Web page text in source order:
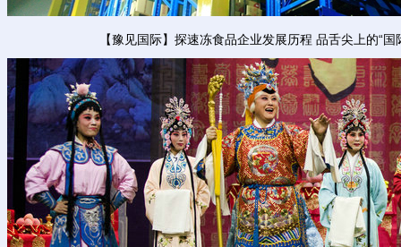
【豫见国际】探速冻食品企业发展历程 品舌尖上的“国